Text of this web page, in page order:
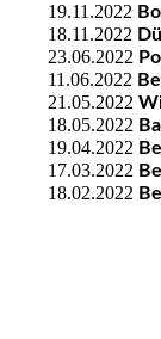
19.11.2022
18.11.2022
23.06.2022
11.06.2022
21.05.2022
18.05.2022
19.04.2022
17.03.2022
18.02.2022